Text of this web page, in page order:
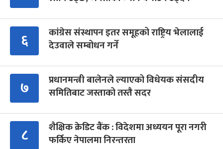
६
कांग्रेस संस्थापन इतर समूहको राष्ट्रिय भेलालाई
देउवाले सम्बोधन गर्ने
७
प्रधानमन्त्री बालेनले ल्याएको विधेयक संसदीय
समितिबाट जस्ताको तस्तै सदर
८
शैक्षिक क्रेडिट बैंक : विदेशमा अध्ययन पूरा नगरी
फर्किए नेपालमा निरन्तरता